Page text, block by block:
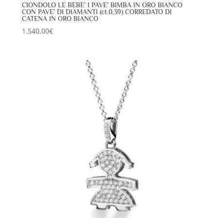
CIONDOLO LE BEBE’ I PAVE’ BIMBA IN ORO BIANCO
CON PAVE’ DI DIAMANTI (ct.0,39) CORREDATO DI
CATENA IN ORO BIANCO
1.540,00€